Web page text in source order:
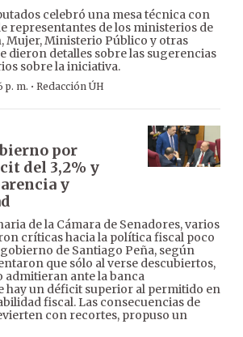
celebró una mesa técnica con
representantes de los ministerios de
Mujer, Ministerio Público y otras
dieron detalles sobre las sugerencias
sobre la iniciativa.
p. m. · Redacción ÚH
por
del 3,2% y
y
de la Cámara de Senadores, varios
críticas hacia la política fiscal poco
de Santiago Peña, según
que sólo al verse descubiertos,
admitieran ante la banca
hay un déficit superior al permitido en
fiscal. Las consecuencias de
con recortes, propuso un